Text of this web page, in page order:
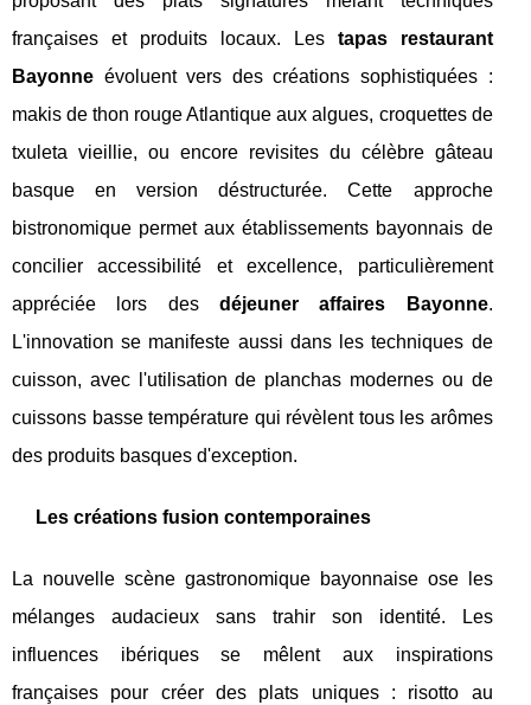
françaises et produits locaux. Les tapas restaurant
Bayonne évoluent vers des créations sophistiquées :
makis de thon rouge Atlantique aux algues, croquettes de
txuleta vieillie, ou encore revisites du célèbre gâteau
basque en version déstructurée. Cette approche
bistronomique permet aux établissements bayonnais de
concilier accessibilité et excellence, particulièrement
appréciée lors des déjeuner affaires Bayonne.
L'innovation se manifeste aussi dans les techniques de
cuisson, avec l'utilisation de planchas modernes ou de
cuissons basse température qui révèlent tous les arômes
des produits basques d'exception.
Les créations fusion contemporaines
La nouvelle scène gastronomique bayonnaise ose les
mélanges audacieux sans trahir son identité. Les
influences ibériques se mêlent aux inspirations
françaises pour créer des plats uniques : risotto au